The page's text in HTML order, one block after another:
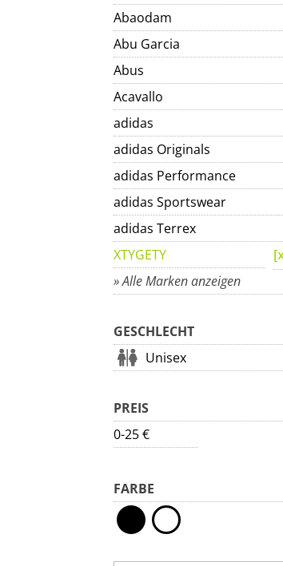
Abaodam
Abu Garcia
Abus
Acavallo
adidas
adidas Originals
adidas Performance
adidas Sportswear
adidas Terrex
XTYGETY
» Alle Marken anzeigen
GESCHLECHT
Unisex
PREIS
0-25 €
FARBE